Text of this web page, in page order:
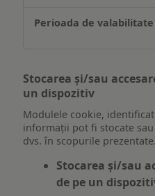
Stocarea și/sau
un dispozitiv
Modulele cookie,
informații pot fi stocate
dvs. în scopurile prezentate.
Stocarea și/sau
de pe un